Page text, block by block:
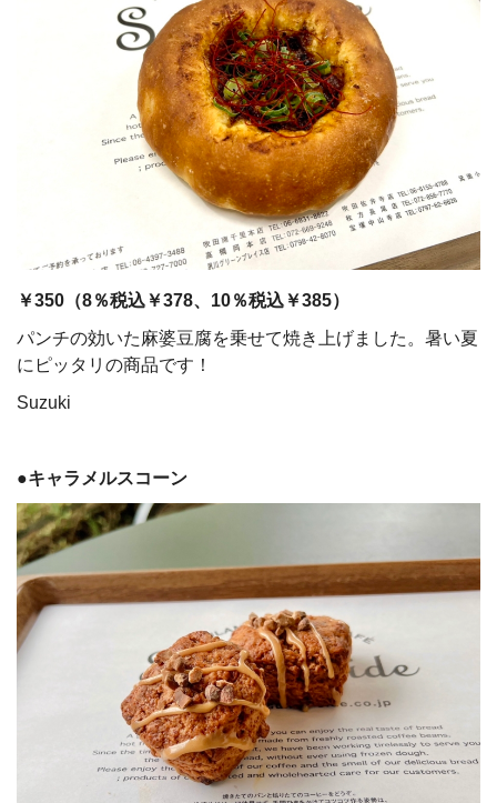
￥350（8％税込￥378、10％税込￥385）
パンチの効いた麻婆豆腐を乗せて焼き上げました。暑い夏
にピッタリの商品です！
Suzuki
●キャラメルスコーン